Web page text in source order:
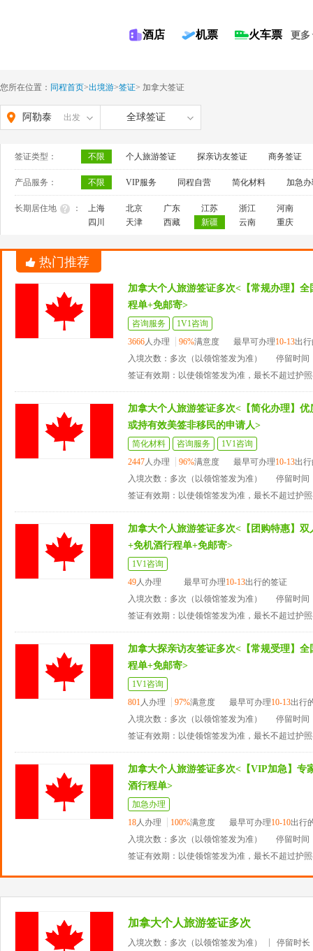
酒店 机票 火车票 更多
您所在位置： 同程首页>出境游>签证> 加拿大签证
阿勒泰 出发 全球签证
签证类型： 不限 个人旅游签证 探亲访友签证 商务签证
产品服务： 不限 VIP服务 同程自营 简化材料 加急
长期居住地 ： 上海 北京 广东 江苏 浙江
河南
四川
天津 西藏 新疆 云南 重庆
热门推荐
加拿大个人旅游签证多次<【常规办理】
程单+免邮寄>
咨询服务
1V1咨询
3666人办理 96%满意度 最早可办理10-13出
入境次数：多次（以领馆签发为准）
停留时间
签证有效期：以使领馆签发为准，最长不超过护
加拿大个人旅游签证多次<【简化办理】
或持有效美签非移民的申请人>
简化材料 咨询服务
1V1咨询
2447人办理 96%满意度 最早可办理10-13出
入境次数：多次（以领馆签发为准）
停留时间
签证有效期：以使领馆签发为准，最长不超过护
加拿大个人旅游签证多次<【团购特惠】
+免机酒行程单+免邮寄>
1V1咨询
49人办理 最早可办理10-13出行的签证
入境次数：多次（以领馆签发为准）
停留时间
签证有效期：以使领馆签发为准，最长不超过护
加拿大探亲访友签证多次<【常规受理】
程单+免邮寄>
1V1咨询
801人办理 97%满意度 最早可办理10-13出行
入境次数：多次（以领馆签发为准）
停留时间
签证有效期：以使领馆签发为准，最长不超过护
加拿大个人旅游签证多次<【VIP加急】专
酒行程单>
加急办理
18人办理 100%满意度 最早可办理10-10出行
入境次数：多次（以领馆签发为准）
停留时间
签证有效期：以使领馆签发为准，最长不超过护
加拿大个人旅游签证多次
入境次数：多次（以领馆签发为准）
停留时长